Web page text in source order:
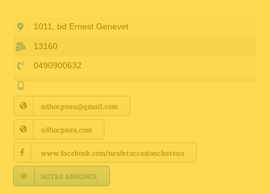
Petites annonces
Annuaire Fournisseurs
Actualités
Contact
1011, bd Ernest Genevet
13160
0490900632
adhocpneu@gmail.com
adhocpneu.com
www.facebook.com/neufetoccasionchateau
NOTRE ANNONCE